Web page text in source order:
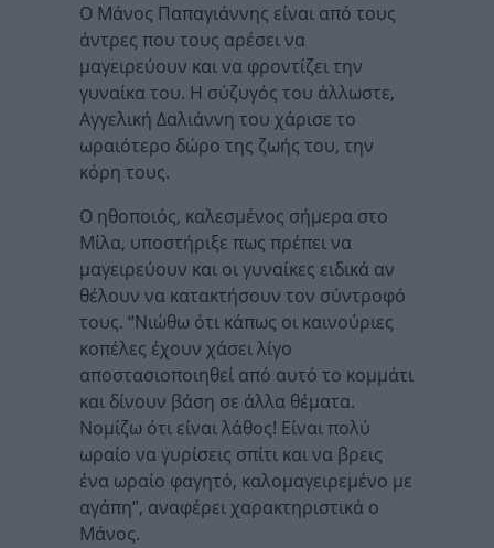
Ο Μάνος Παπαγιάννης είναι από τους
άντρες που τους αρέσει να
μαγειρεύουν και να φροντίζει την
γυναίκα του. Η σύζυγός του άλλωστε,
Αγγελική Δαλιάννη του χάρισε το
ωραιότερο δώρο της ζωής του, την
κόρη τους.
Ο ηθοποιός, καλεσμένος σήμερα στο
Μίλα, υποστήριξε πως πρέπει να
μαγειρεύουν και οι γυναίκες ειδικά αν
θέλουν να κατακτήσουν τον σύντροφό
τους. “Νιώθω ότι κάπως οι καινούριες
κοπέλες έχουν χάσει λίγο
αποστασιοποιηθεί από αυτό το κομμάτι
και δίνουν βάση σε άλλα θέματα.
Νομίζω ότι είναι λάθος! Είναι πολύ
ωραίο να γυρίσεις σπίτι και να βρεις
ένα ωραίο φαγητό, καλομαγειρεμένο με
αγάπη”, αναφέρει χαρακτηριστικά ο
Μάνος.